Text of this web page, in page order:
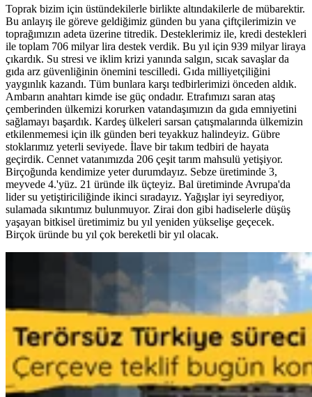
Toprak bizim için üstündekilerle birlikte altındakilerle de mübarektir.
Bu anlayış ile göreve geldiğimiz günden bu yana çiftçilerimizin ve
toprağımızın adeta üzerine titredik. Desteklerimiz ile, kredi destekleri
ile toplam 706 milyar lira destek verdik. Bu yıl için 939 milyar liraya
çıkardık. Su stresi ve iklim krizi yanında salgın, sıcak savaşlar da
gıda arz güvenliğinin önemini tescilledi. Gıda milliyetçiliğini
yaygınlık kazandı. Tüm bunlara karşı tedbirlerimizi önceden aldık.
Ambarın anahtarı kimde ise güç ondadır. Etrafımızı saran ataş
çemberinden ülkemizi korurken vatandaşımızın da gıda emniyetini
sağlamayı başardık. Kardeş ülkeleri sarsan çatışmalarında ülkemizin
etkilenmemesi için ilk günden beri teyakkuz halindeyiz. Gübre
stoklarımız yeterli seviyede. İlave bir takım tedbiri de hayata
geçirdik. Cennet vatanımızda 206 çeşit tarım mahsulü yetişiyor.
Birçoğunda kendimize yeter durumdayız. Sebze üretiminde 3,
meyvede 4.'yüz. 21 üründe ilk üçteyiz. Bal üretiminde Avrupa'da
lider su yetiştiriciliğinde ikinci sıradayız. Yağışlar iyi seyrediyor,
sulamada sıkıntımız bulunmuyor. Zirai don gibi hadiselerle düşüş
yaşayan bitkisel üretimimiz bu yıl yeniden yükselişe geçecek.
Birçok üründe bu yıl çok bereketli bir yıl olacak.